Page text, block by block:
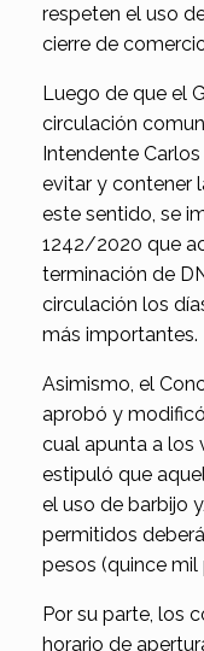
respeten el uso
cierre de
Luego de que el
circulación
Intendente
evitar y contener
este sentido, se
1242/2020 que
terminación de
circulación los
más importantes.
Asimismo, el
aprobó y
cual apunta a los
estipuló que
el uso de barbijo
permitidos
pesos (quince
Por su parte, los
horario de